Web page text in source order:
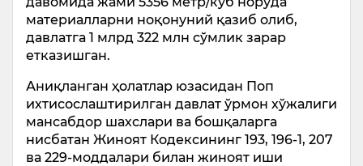
материалларни ноқонуний қазиб олиб,
давлатга 1 млрд 322 млн сўмлик зарар
етказишган.
Аниқланган ҳолатлар юзасидан Поп
ихтисослаштирилган давлат ўрмон хўжалиги
мансабдор шахслари ва бошқаларга
нисбатан Жиноят Кодексининг 193, 196-1, 207
ва 229-моддалари билан жиноят иши